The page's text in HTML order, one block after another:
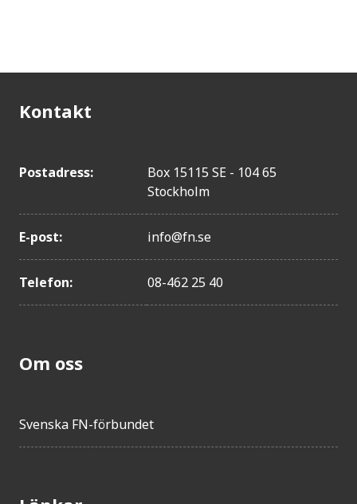
Kontakt
Postadress:
Box 15115 SE - 104 65
Stockholm
E-post: info@fn.se
Telefon: 08-462 25 40
Om oss
Svenska FN-förbundet